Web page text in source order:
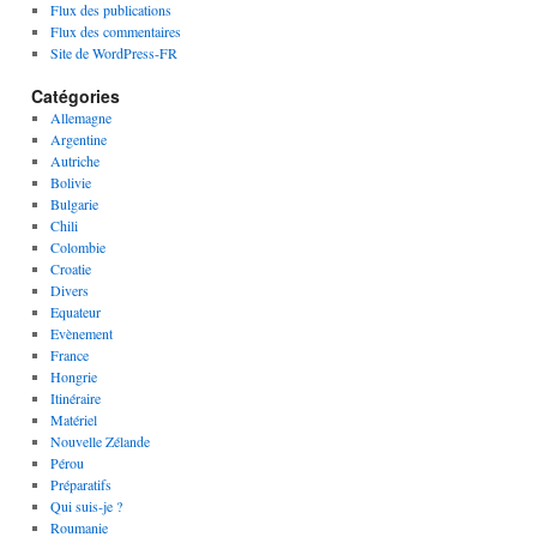
Flux des publications
Flux des commentaires
Site de WordPress-FR
Catégories
Allemagne
Argentine
Autriche
Bolivie
Bulgarie
Chili
Colombie
Croatie
Divers
Equateur
Evènement
France
Hongrie
Itinéraire
Matériel
Nouvelle Zélande
Pérou
Préparatifs
Qui suis-je ?
Roumanie